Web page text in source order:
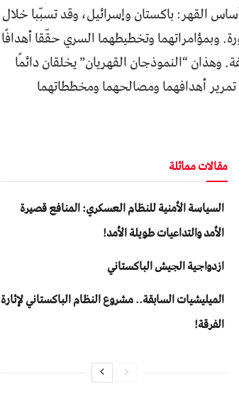
القهر: باكستان وإسرائيل، وقد تسبّبا خلال
وبمؤامراتهما وتخطيطهما السري حقّقا أهدافًا
“النموذجان القهريان” يخلقان دائمًا
أهدافهما ومصالحهما ومخططاتهما
مقالات مماثلة
السياسة الأمنية للنظام العسكري: المنافع قصيرة
الأمد والتداعيات طويلة الأمد!
ازدواجية الجيش الباكستاني
المیلیشیات السابقة.. مشروع النظام الباكستاني لإثارة
الفرقة!